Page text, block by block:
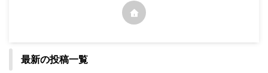
最新の投稿一覧